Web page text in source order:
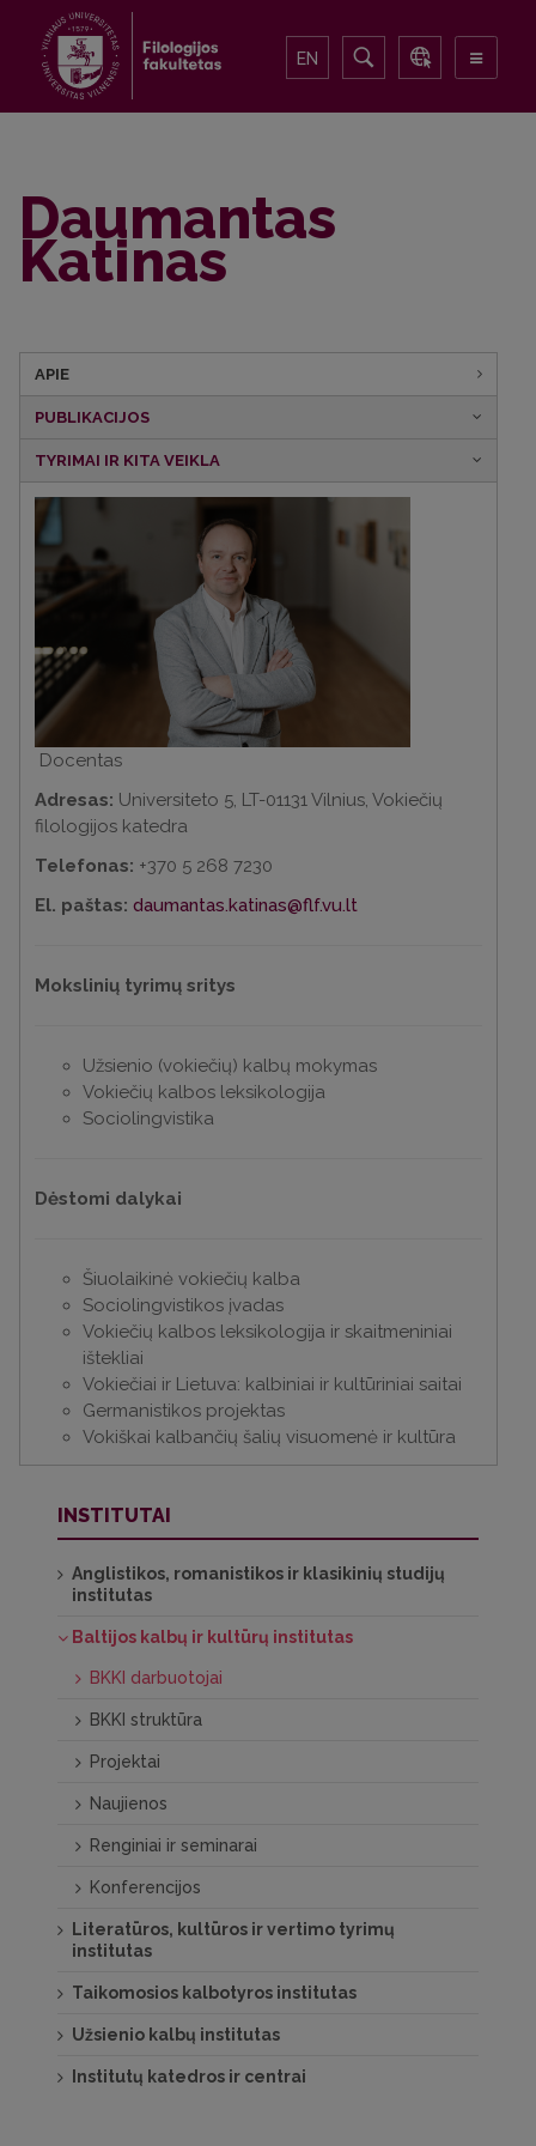
EN
Daumantas
Katinas
APIE
PUBLIKACIJOS
TYRIMAI IR KITA VEIKLA
Docentas
Adresas: Universiteto 5, LT-01131 Vilnius, Vokiečių
filologijos katedra
Telefonas: +370 5 268 7230
El. paštas: daumantas.katinas@flf.vu.lt
Mokslinių tyrimų sritys
Užsienio (vokiečių) kalbų mokymas
Vokiečių kalbos leksikologija
Sociolingvistika
Dėstomi dalykai
Šiuolaikinė vokiečių kalba
Sociolingvistikos įvadas
Vokiečių kalbos leksikologija ir skaitmeniniai
ištekliai
Vokiečiai ir Lietuva: kalbiniai ir kultūriniai saitai
Germanistikos projektas
Vokiškai kalbančių šalių visuomenė ir kultūra
INSTITUTAI
Anglistikos, romanistikos ir klasikinių studijų
institutas
Baltijos kalbų ir kultūrų institutas
BKKI darbuotojai
BKKI struktūra
Projektai
Naujienos
Renginiai ir seminarai
Konferencijos
Literatūros, kultūros ir vertimo tyrimų
institutas
Taikomosios kalbotyros institutas
Užsienio kalbų institutas
Institutų katedros ir centrai